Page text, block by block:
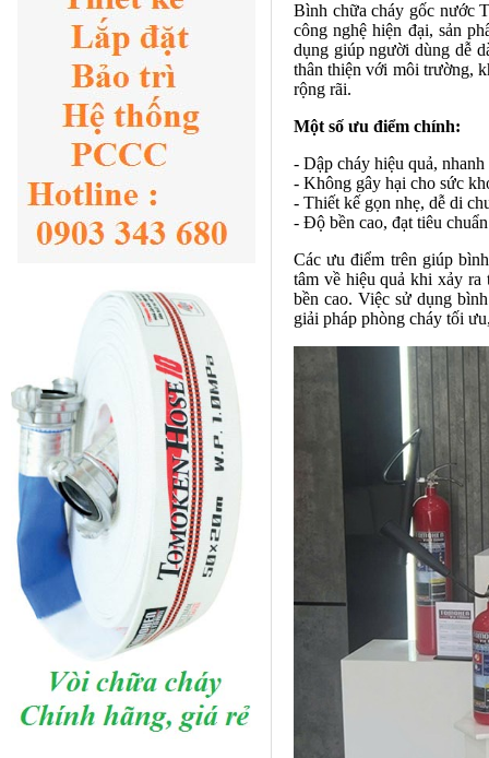
Bình chữa cháy gốc nước
công nghệ hiện đại, sản
dụng giúp người dùng dễ
thân thiện với môi trường,
rộng rãi.
Một số ưu điểm chính:
- Dập cháy hiệu quả,
- Không gây hại cho sức
- Thiết kế gọn nhẹ, dễ di
- Độ bền cao, đạt tiêu
Các ưu điểm trên giúp
tâm về hiệu quả khi xảy ra
bền cao. Việc sử dụng
giải pháp phòng cháy tối